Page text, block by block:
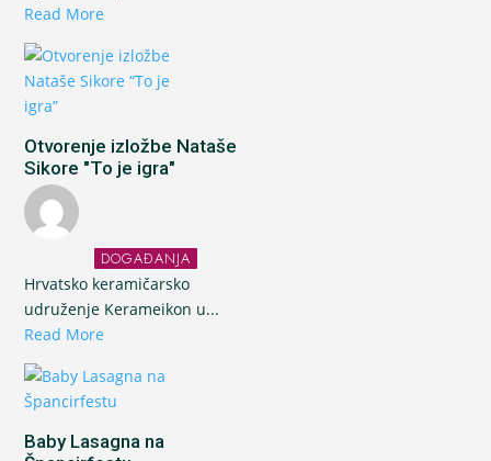
Read More
Otvorenje izložbe Nataše
Sikore "To je igra"
DOGAĐANJA
Hrvatsko keramičarsko
udruženje Kerameikon u...
Read More
Baby Lasagna na